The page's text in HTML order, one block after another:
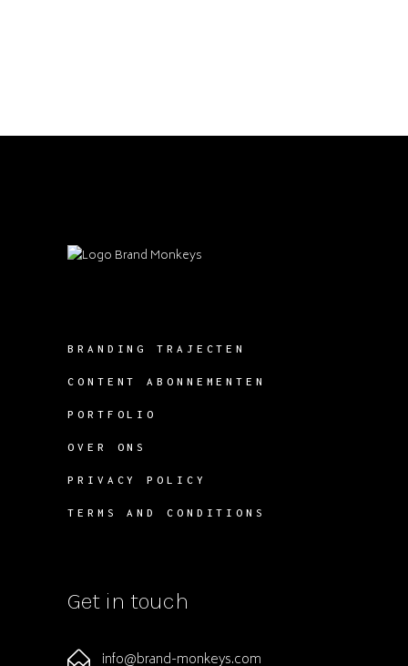
BRANDING TRAJECTEN
CONTENT ABONNEMENTEN
PORTFOLIO
OVER ONS
PRIVACY POLICY
TERMS AND CONDITIONS
Get in touch
info@brand-monkeys.com